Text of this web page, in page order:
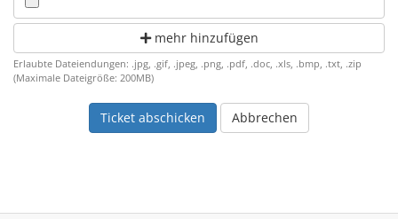
mehr hinzufügen
Erlaubte Dateiendungen: .jpg, .gif, .jpeg, .png, .pdf, .doc, .xls, .bmp, .txt, .zip
(Maximale Dateigröße: 200MB)
Abbrechen